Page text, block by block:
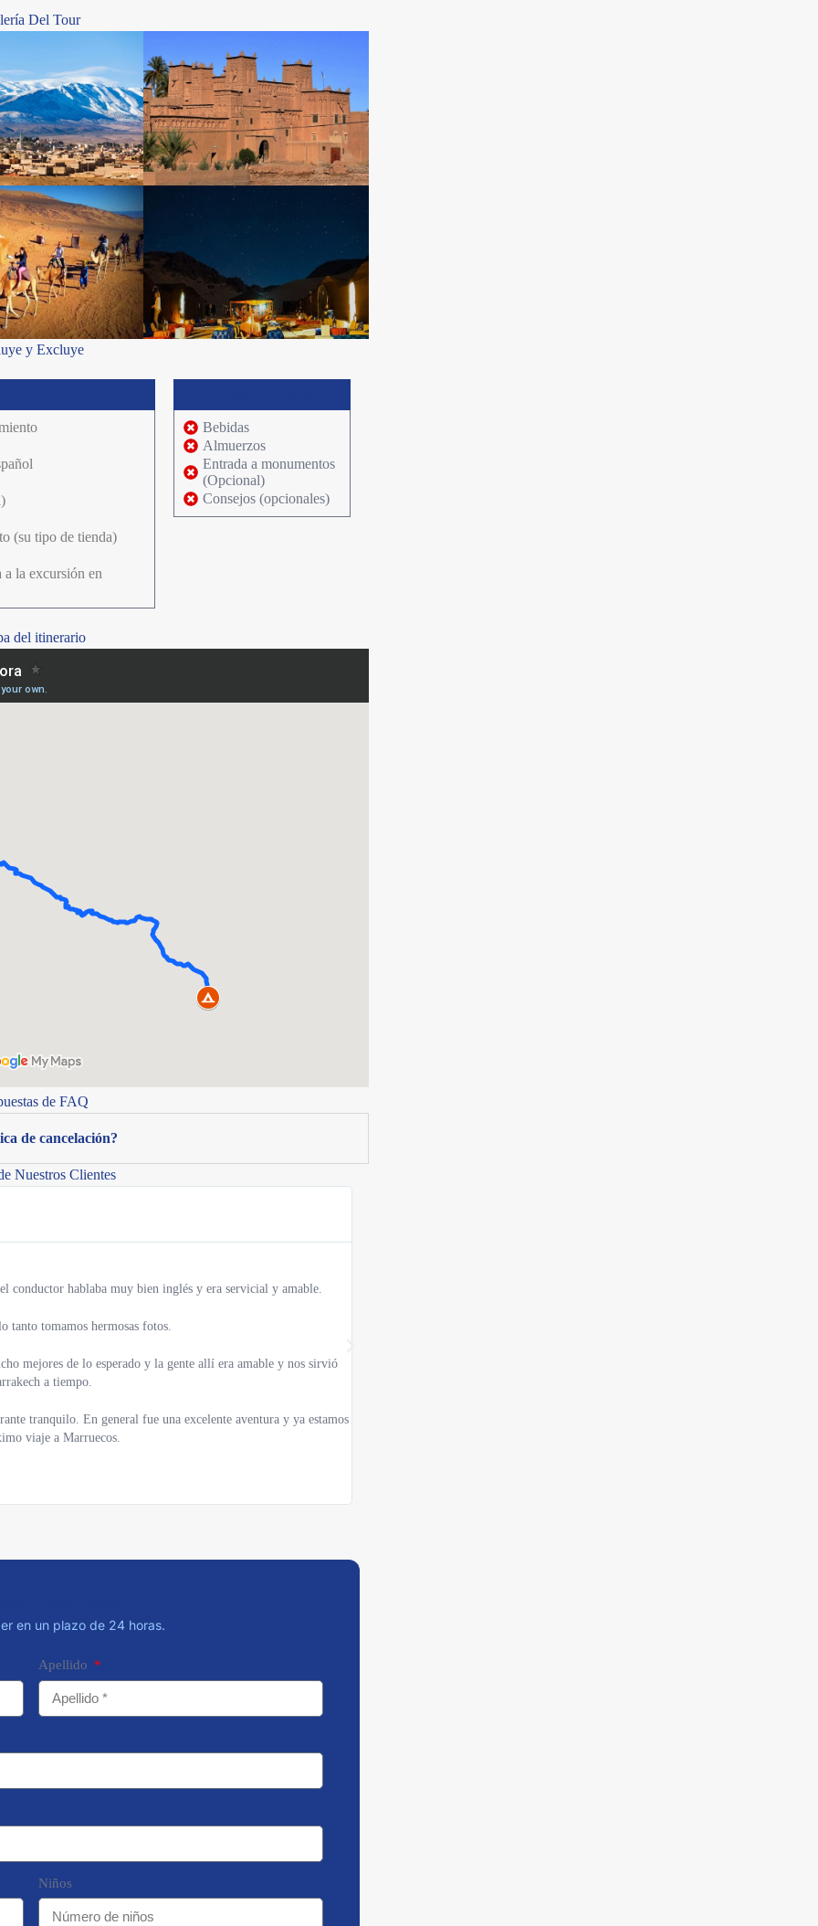
Del Tour
y Excluye
(su tipo de tienda)
a la excursión en
Bebidas
Almuerzos
Entrada a monumentos
(Opcional)
Consejos (opcionales)
del itinerario
de FAQ
de cancelación?
Nuestros Clientes
conductor hablaba muy bien inglés y era servicial y amable.
tanto tomamos hermosas fotos.
mejores de lo esperado y la gente allí era amable y nos sirvió
a tiempo.
tranquilo. En general fue una excelente aventura y ya estamos
viaje a Marruecos.
en un plazo de 24 horas.
Apellido
Niños